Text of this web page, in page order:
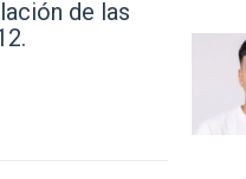
de las